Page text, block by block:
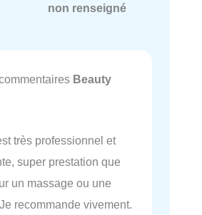
non renseigné
Beauty
très professionnel et
super prestation que
un massage ou une
recommande vivement.